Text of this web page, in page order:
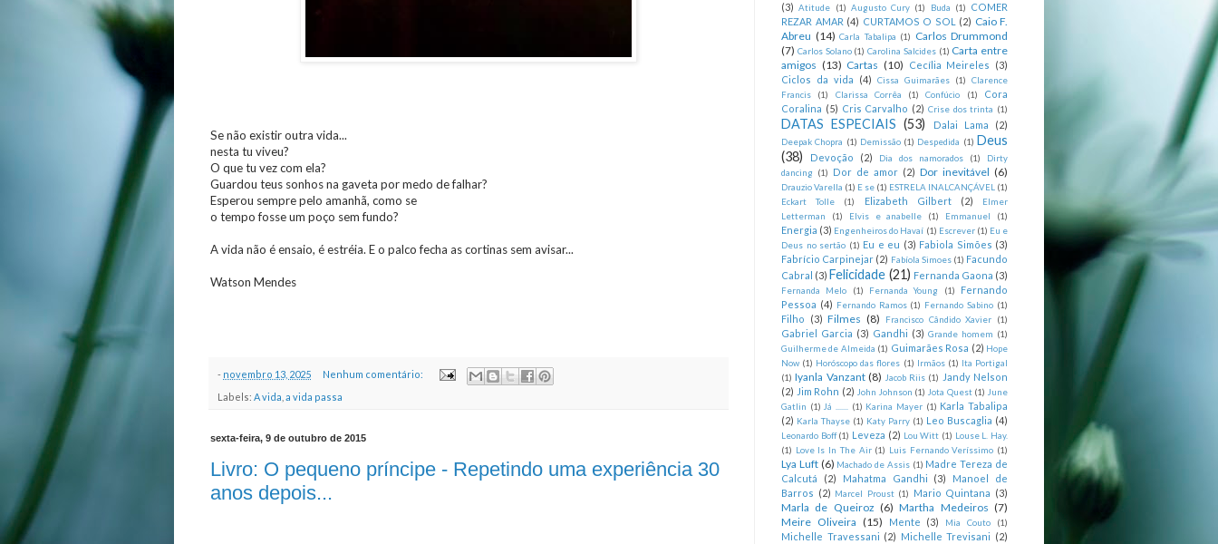
Se não existir outra vida...
nesta tu viveu?
O que tu vez com ela?
Guardou teus sonhos na gaveta por medo de falhar?
Esperou sempre pelo amanhã, como se
o tempo fosse um poço sem fundo?
A vida não é ensaio, é estréia. E o palco fecha as cortinas sem avisar...
Watson Mendes
- novembro 13, 2025
Nenhum comentário:
Labels: A vida a vida passa
sexta-feira, 9 de outubro de 2015
Livro: O pequeno príncipe - Repetindo uma experiência 30
anos depois...
(3) Atitude (1) Augusto Cury (1) Buda (1)
COMER
REZAR AMAR (4) CURTAMOS O SOL (2) Caio F.
Abreu (14) Carla Tabalipa (1)
Carlos Drummond
(7) Carlos Solano (1) Carolina Salcides (1) Carta entre
amigos (13) Cartas (10) Cecília Meireles
(3)
Ciclos da vida
(4) Cissa Guimarães (1)
Clarence
Francis
(1) Clarissa Corrêa (1) Confúcio (1)
Cora
Coralina (5) Cris Carvalho (2) Crise dos trinta (1)
DATAS ESPECIAIS (53) Dalai Lama (2)
Deepak Chopra (1) Demissão (1) Despedida (1) Deus
(38)
Devoção (2) Dia dos namorados (1)
Dirty
dancing (1) Dor de amor (2) Dor inevitável (6)
Drauzio Varella (1) E se (1) ESTRELA INALCANÇÁVEL (1)
Eckart Tolle
(1) Elizabeth Gilbert (2)
Elmer
Letterman
(1) Elvis e anabelle (1) Emmanuel (1)
Energia (3) Engenheiros do Havaí (1) Escrever (1) Eu e
Deus no sertão (1) Eu e eu (3) Fabiola Simões (3)
Fabrício Carpinejar (2) Fabíola Simoes (1) Facundo
Cabral (3) Felicidade (21) Fernanda Gaona (3)
Fernanda Melo (1) Fernanda Young (1)
Fernando
Pessoa (4) Fernando Ramos (1) Fernando Sabino (1)
Filho (3) Filmes (8) Francisco Cândido Xavier (1)
Gabriel Garcia (3) Gandhi (3) Grande homem (1)
Guilherme de Almeida (1) Guimarães Rosa (2) Hope
Now (1) Horóscopo das flores (1) Irmãos (1)
Ita Portigal
(1) Iyanla Vanzant (8) Jacob Riis (1)
Jandy Nelson
(2) Jim Rohn (2) John Johnson (1) Jota Quest (1) June
Gatlin (1) Já ....... (1) Karina Mayer (1) Karla Tabalipa
(2) Karla Thayse (1) Katy Parry (1) Leo Buscaglia (4)
Leonardo Boff (1) Leveza (2) Lou Witt (1) Louse L. Hay.
(1)
Love Is In The Air (1) Luis Fernando Veríssimo (1)
Lya Luft (6) Machado de Assis (1) Madre Tereza de
Calcutá
(2) Mahatma Gandhi (3)
Manoel de
Barros (2) Marcel Proust (1) Mario Quintana (3)
Marla de Queiroz (6) Martha Medeiros (7)
Meire Oliveira (15) Mente (3) Mia Couto (1)
Michelle Travessani (2) Michelle Trevisani (2)